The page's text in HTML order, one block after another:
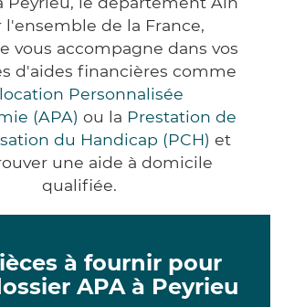
l'ensemble de la France,
vous accompagne dans vos
d'aides financières comme
Personnalisée
(APA) ou la Prestation de
du Handicap (PCH) et
une aide à domicile
qualifiée.
à fournir pour
APA à Peyrieu